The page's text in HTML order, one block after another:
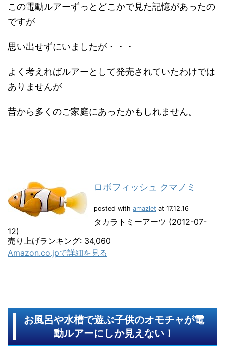
この電動ルアーずっとどこかで見た記憶があったの
ですが
思い出せずにいましたが・・・
よく考えればルアーとして発売されていたわけでは
ありませんが
昔から多くのご家庭にあったかもしれません。
ロボフィッシュ クマノミ
posted with amazlet at 17.12.16
タカラトミーアーツ (2012-07-
12)
売り上げランキング: 34,060
Amazon.co.jpで詳細を見る
お風呂や水槽で遊ぶ子供のオモチャが電
動ルアーにしか見えない！